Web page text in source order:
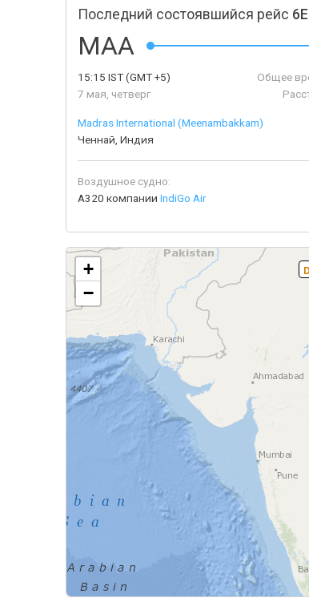
Последний состоявшийся рейс
MAA
15:15 IST(GMT +5)
7 мая, четверг
Общее
Madras International (Meenambakkam)
Ченнай, Индия
Воздушное судно:
A320 компании IndiGo Air
+
−